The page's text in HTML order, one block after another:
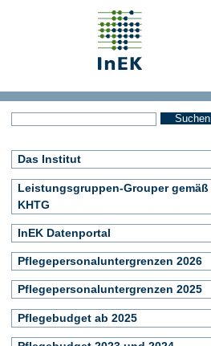
Das Institut
Leistungsgruppen-Grouper gemäß
KHTG
InEK Datenportal
Pflegepersonaluntergrenzen 2026
Pflegepersonaluntergrenzen 2025
Pflegebudget ab 2025